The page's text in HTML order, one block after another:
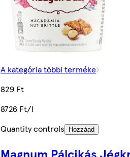
A kategória többi terméke
829 Ft
8726 Ft/l
Quantity controls
Hozzáad
Magnum Pálcikás